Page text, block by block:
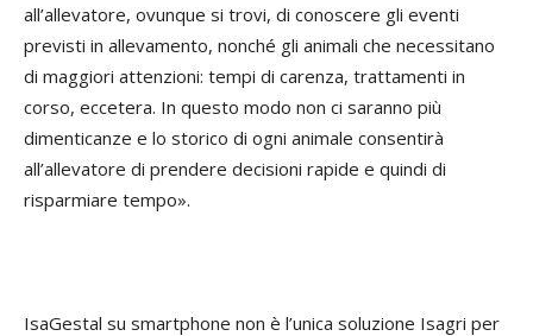
all’allevatore, ovunque si trovi, di conoscere gli eventi
previsti in allevamento, nonché gli animali che necessitano
di maggiori attenzioni: tempi di carenza, trattamenti in
corso, eccetera. In questo modo non ci saranno più
dimenticanze e lo storico di ogni animale consentirà
all’allevatore di prendere decisioni rapide e quindi di
risparmiare tempo».
IsaGestal su smartphone non è l’unica soluzione Isagri per